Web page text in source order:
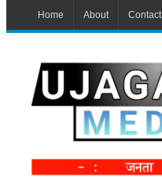
Home About Contact